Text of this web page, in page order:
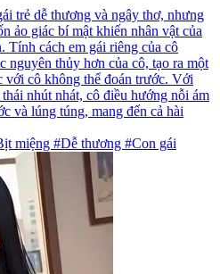
trẻ dễ thương và ngây thơ, nhưng
ảo giác bí mật khiến nhân vật của
Tính cách em gái riêng của cô
nguyên thủy hơn của cô, tạo ra một
với cô không thể đoán trước. Với
nhút nhát, cô điều hướng nỗi ám
và lúng túng, mang đến cả hài
miệng #Dễ thương #Con gái